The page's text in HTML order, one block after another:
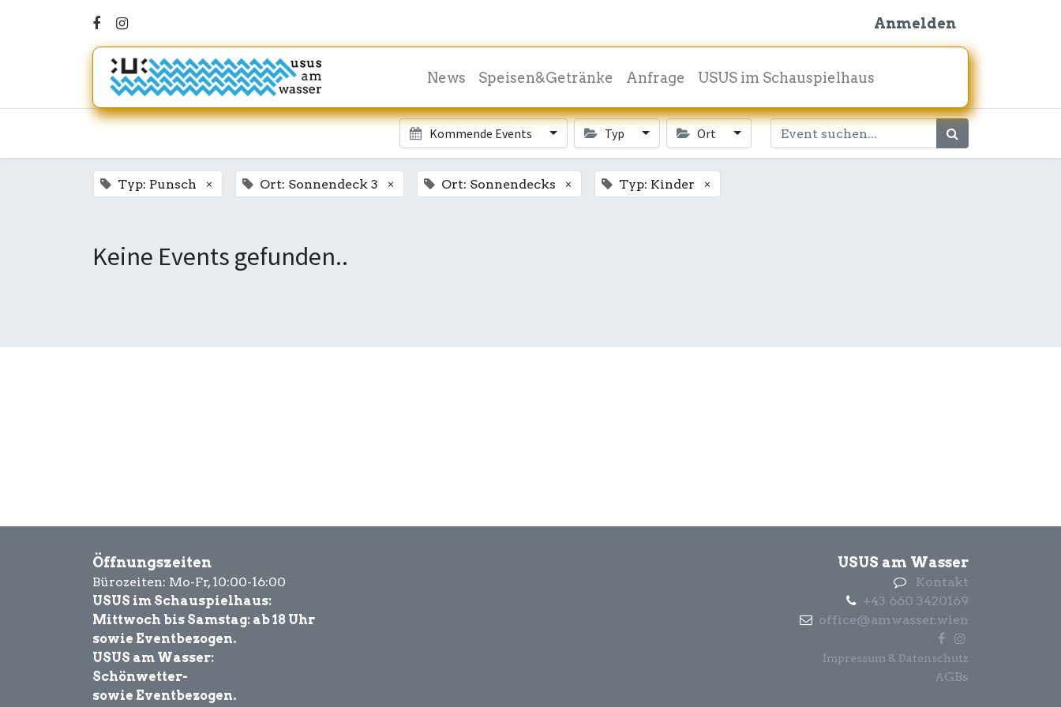
Anmelden
News Speisen&Getränke Anfrage USUS im Schauspielhaus
Kommende Events Typ Ort
Typ: Punsch × Ort: Sonnendeck 3 × Ort: Sonnendecks × Typ: Kinder ×
Keine Events gefunden..
Öffnungszeiten
Bürozeiten: Mo-Fr, 10:00-16:00
USUS im Schauspielhaus:
Mittwoch bis Samstag: ab 18 Uhr
sowie Eventbezogen.
USUS am Wasser:
Schönwetter-
sowie Eventbezogen.
USUS am Wasser
Kontakt
+43 660 3420169
office@amwasser.wien
Impressum & Datenschutz
AGBs